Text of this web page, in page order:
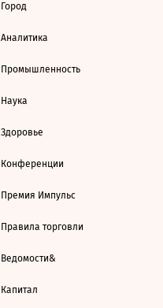
Город
Аналитика
Промышленность
Наука
Здоровье
Конференции
Премия Импульс
Правила торговли
Ведомости&
Капитал